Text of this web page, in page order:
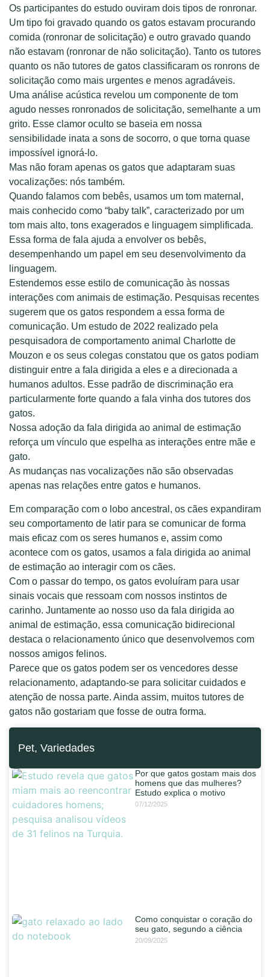
Os participantes do estudo ouviram dois tipos de ronronar.
Um tipo foi gravado quando os gatos estavam procurando
comida (ronronar de solicitação) e outro gravado quando
não estavam (ronronar de não solicitação). Tanto os tutores
quanto os não tutores de gatos classificaram os ronrons de
solicitação como mais urgentes e menos agradáveis.
Uma análise acústica revelou um componente de tom
agudo nesses ronronados de solicitação, semelhante a um
grito. Esse clamor oculto se baseia em nossa
sensibilidade inata a sons de socorro, o que torna quase
impossível ignorá-lo.
Mas não foram apenas os gatos que adaptaram suas
vocalizações: nós também.
Quando falamos com bebês, usamos um tom maternal,
mais conhecido como “baby talk”, caracterizado por um
tom mais alto, tons exagerados e linguagem simplificada.
Essa forma de fala ajuda a envolver os bebês,
desempenhando um papel em seu desenvolvimento da
linguagem.
Estendemos esse estilo de comunicação às nossas
interações com animais de estimação. Pesquisas recentes
sugerem que os gatos respondem a essa forma de
comunicação. Um estudo de 2022 realizado pela
pesquisadora de comportamento animal Charlotte de
Mouzon e os seus colegas constatou que os gatos podiam
distinguir entre a fala dirigida a eles e a direcionada a
humanos adultos. Esse padrão de discriminação era
particularmente forte quando a fala vinha dos tutores dos
gatos.
Nossa adoção da fala dirigida ao animal de estimação
reforça um vínculo que espelha as interações entre mãe e
gato.
As mudanças nas vocalizações não são observadas
apenas nas relações entre gatos e humanos.
Em comparação com o lobo ancestral, os cães expandiram
seu comportamento de latir para se comunicar de forma
mais eficaz com os seres humanos e, assim como
acontece com os gatos, usamos a fala dirigida ao animal
de estimação ao interagir com os cães.
Com o passar do tempo, os gatos evoluíram para usar
sinais vocais que ressoam com nossos instintos de
carinho. Juntamente ao nosso uso da fala dirigida ao
animal de estimação, essa comunicação bidirecional
destaca o relacionamento único que desenvolvemos com
nossos amigos felinos.
Parece que os gatos podem ser os vencedores desse
relacionamento, adaptando-se para solicitar cuidados e
atenção de nossa parte. Ainda assim, muitos tutores de
gatos não gostariam que fosse de outra forma.
Pet, Variedades
Por que gatos gostam mais dos
homens que das mulheres?
Estudo explica o motivo
07/12/2025
Como conquistar o coração do
seu gato, segundo a ciência
20/09/2025